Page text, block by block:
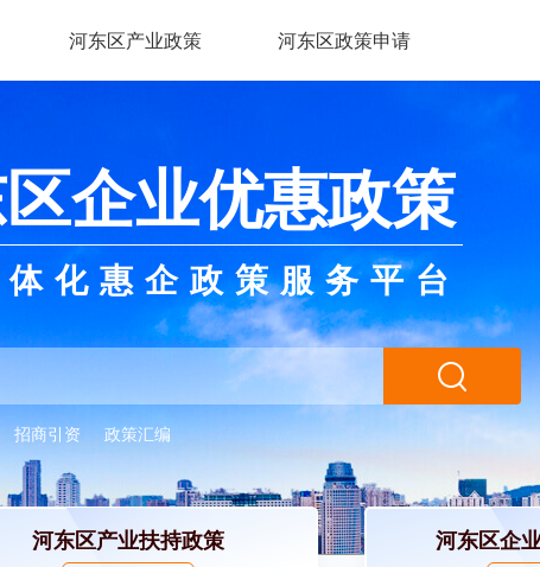
河东区产业政策 河东区政策申请
企业优惠政策
化惠企政策服务平台
招商引资 政策汇编
河东区产业扶持政策 河东区企